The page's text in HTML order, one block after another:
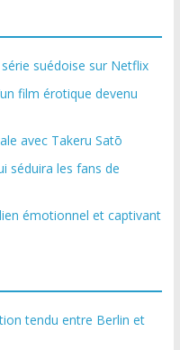
série suédoise sur Netflix
film érotique devenu
avec Takeru Satō
séduira les fans de
émotionnel et captivant
tendu entre Berlin et